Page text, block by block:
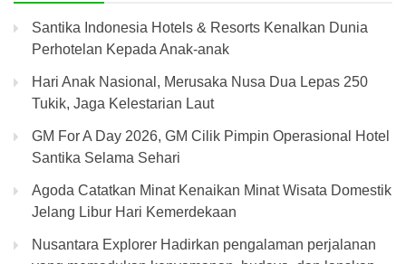
Santika Indonesia Hotels & Resorts Kenalkan Dunia
Perhotelan Kepada Anak-anak
Hari Anak Nasional, Merusaka Nusa Dua Lepas 250
Tukik, Jaga Kelestarian Laut
GM For A Day 2026, GM Cilik Pimpin Operasional Hotel
Santika Selama Sehari
Agoda Catatkan Minat Kenaikan Minat Wisata Domestik
Jelang Libur Hari Kemerdekaan
Nusantara Explorer Hadirkan pengalaman perjalanan